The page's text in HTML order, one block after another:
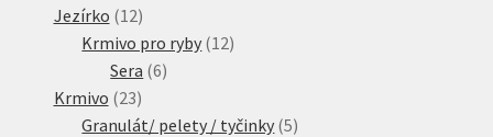
produktů
Jezírko 1212
produktů
Krmivo pro ryby 1212
Sera 66
Krmivo 2323
produktů
Granulát/ pelety / tyčinky 55